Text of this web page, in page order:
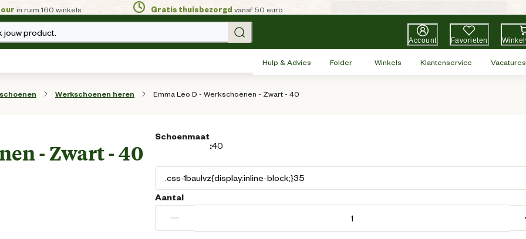
in ruim 160 winkels Gratis thuisbezorgd vanaf 50 euro
jouw product.
Account Favorieten
Hulp & Advies Folder Winkels Klantenservice Vacatures
Werkschoenen heren Emma Leo D - Werkschoenen - Zwart - 40
- Zwart - 40
Schoenmaat
:40
Aantal
−